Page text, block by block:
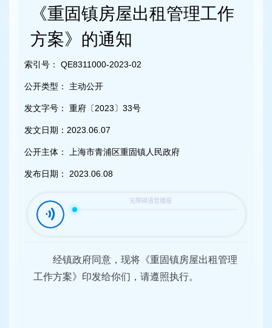
《重固镇房屋出租管理工作
方案》的通知
索引号： QE8311000-2023-02
公开类型： 主动公开
发文字号： 重府〔2023〕33号
发文日期： 2023.06.07
公开主体： 上海市青浦区重固镇人民政府
发布日期： 2023.06.08
经镇政府同意，现将《重固镇房屋出租管理
工作方案》印发给你们，请遵照执行。